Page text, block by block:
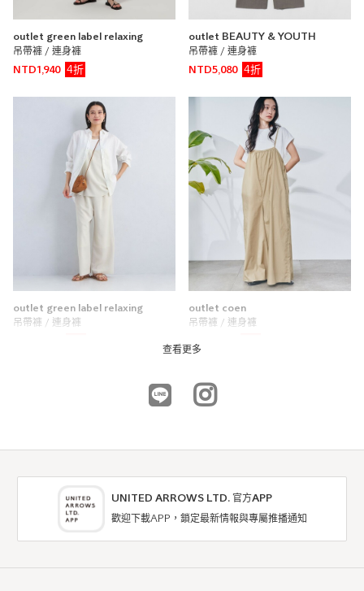
outlet green label relaxing
吊帶褲 / 連身褲
NTD1,940
4折
outlet BEAUTY & YOUTH
吊帶褲 / 連身褲
NTD5,080
4折
outlet green label relaxing
吊帶褲 / 連身褲
outlet coen
吊帶褲 / 連身褲
NTD1,374
查看更多
UNITED ARROWS LTD. 官方APP
歡迎下載APP，鎖定最新情報與專屬推播通知